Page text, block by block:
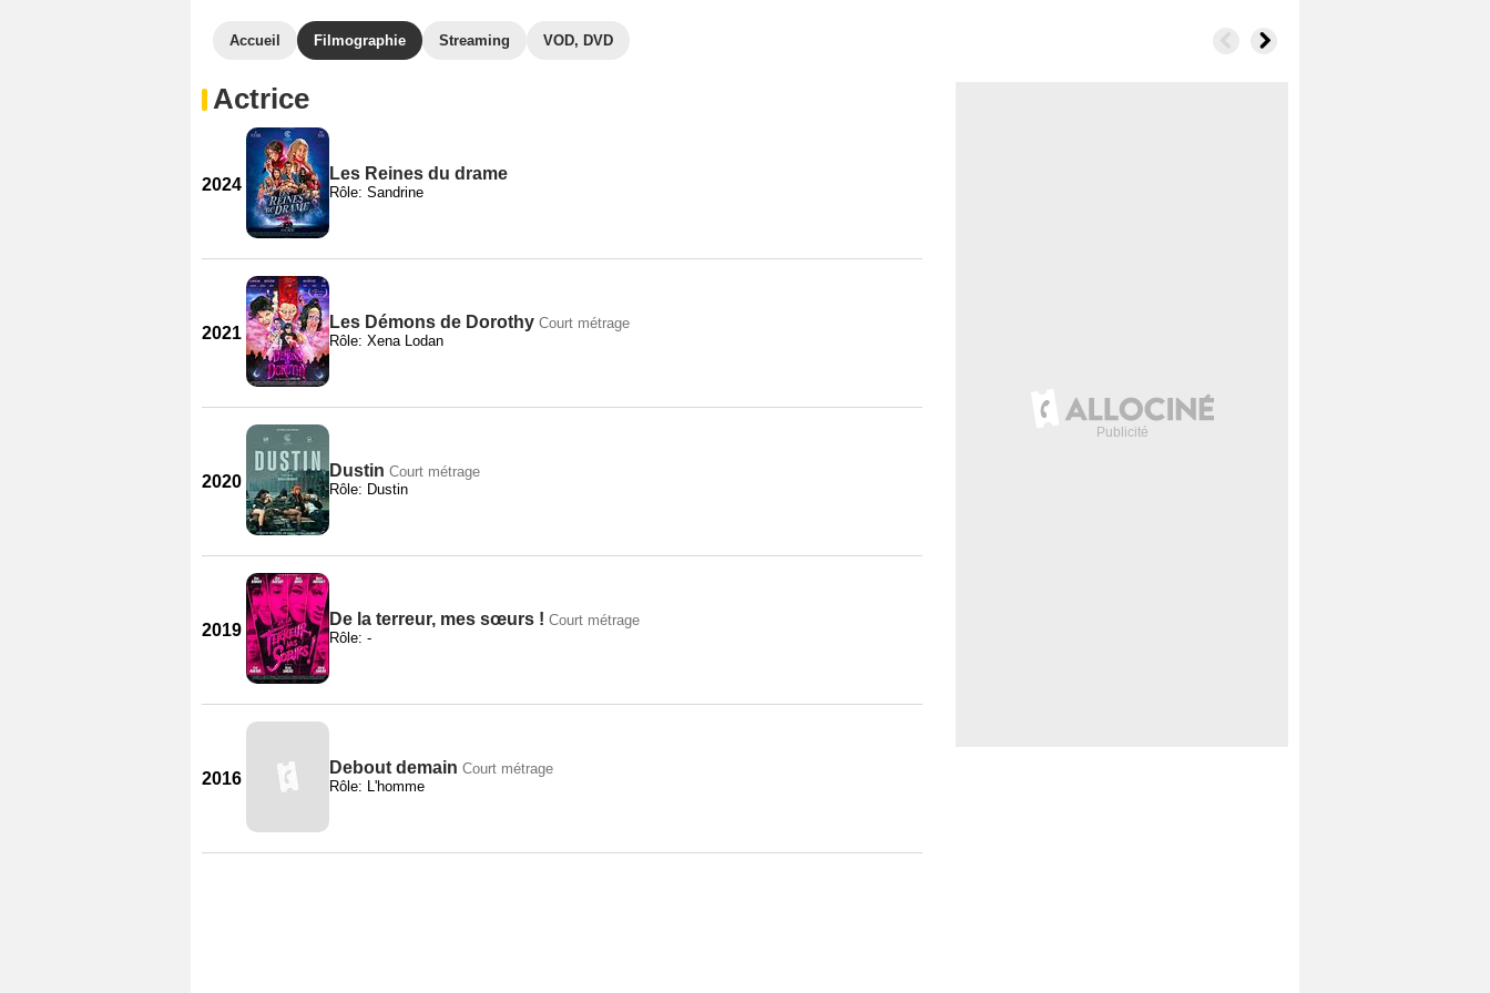
Accueil Filmographie Streaming VOD, DVD
Actrice
2024
Les Reines du drame
Rôle: Sandrine
2021
Les Démons de Dorothy Court métrage
Rôle: Xena Lodan
2020
Dustin Court métrage
Rôle: Dustin
2019
De la terreur, mes sœurs ! Court métrage
Rôle: -
2016
Debout demain Court métrage
Rôle: L'homme